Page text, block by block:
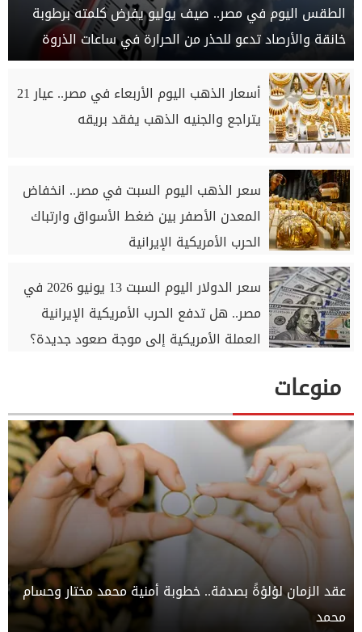
الطقس اليوم في مصر.. صيف يوليو يفرض كلمته برطوبة
خانقة والأرصاد تدعو للحذر من الحرارة في ساعات الذروة
أسعار الذهب اليوم الأربعاء في مصر.. عيار 21
يتراجع والجنيه الذهب يفقد بريقه
سعر الذهب اليوم السبت في مصر.. انخفاض
المعدن الأصفر بين ضغط الأسواق وارتباك
الحرب الأمريكية الإيرانية
سعر الدولار اليوم السبت 13 يونيو 2026 في
مصر.. هل تدفع الحرب الأمريكية الإيرانية
العملة الأمريكية إلى موجة صعود جديدة؟
منوعات
عقد الزمان لؤلؤةً بصدفة.. خطوبة أمنية محمد مختار وحسام
محمد